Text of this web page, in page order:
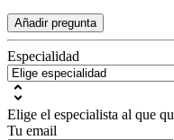
Añadir pregunta
Especialidad
Elige el especialista al que
Tu email